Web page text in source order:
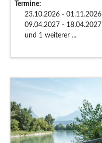
Termine:
23.10.2026 - 01.11.2026
09.04.2027 - 18.04.2027
und 1 weiterer ...